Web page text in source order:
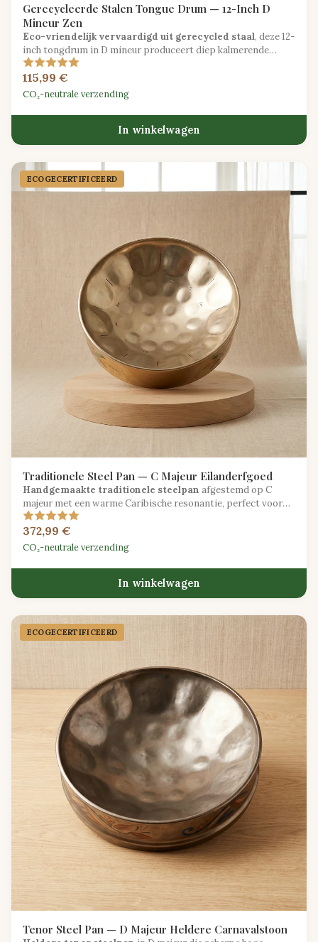
Gerecycleerde Stalen Tongue Drum — 12-Inch D
Mineur Zen
Eco-vriendelijk vervaardigd uit gerecycled staal, deze 12-
inch tongdrum in D mineur produceert diep kalmerende
tonen, ideaal voor meditatie en klankgenezing.
115,99 €
CO₂-neutrale verzending
In winkelwagen
ECOGECER­TIFICEERD
Traditionele Steel Pan — C Majeur Eilanderfgoed
Handgemaakte traditionele steelpan afgestemd op C
majeur met een warme Caribische resonantie, perfect voor
calypso en soca ritmes.
372,99 €
CO₂-neutrale verzending
In winkelwagen
ECOGECER­TIFICEERD
Tenor Steel Pan — D Majeur Heldere Carnavalstoon